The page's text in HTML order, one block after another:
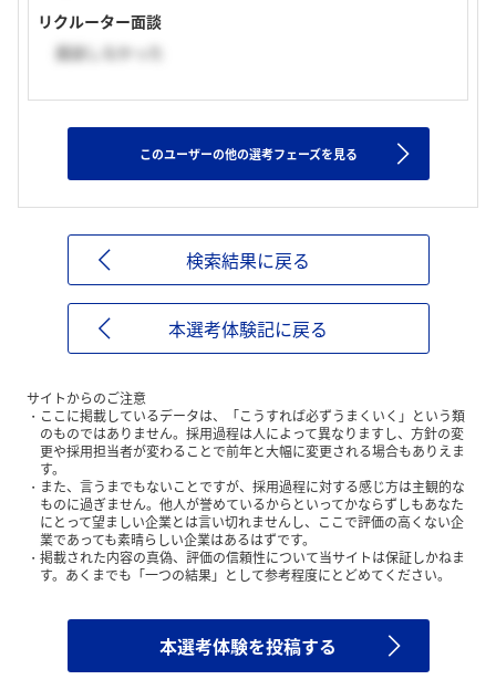
リクルーター面談
面談しなかった
このユーザーの他の選考フェーズを見る
検索結果に戻る
本選考体験記に戻る
サイトからのご注意
ここに掲載しているデータは、「こうすれば必ずうまくいく」という類
のものではありません。採用過程は人によって異なりますし、方針の変
更や採用担当者が変わることで前年と大幅に変更される場合もありえま
す。
また、言うまでもないことですが、採用過程に対する感じ方は主観的な
ものに過ぎません。他人が誉めているからといってかならずしもあなた
にとって望ましい企業とは言い切れませんし、ここで評価の高くない企
業であっても素晴らしい企業はあるはずです。
掲載された内容の真偽、評価の信頼性について当サイトは保証しかねま
す。あくまでも「一つの結果」として参考程度にとどめてください。
本選考体験を投稿する